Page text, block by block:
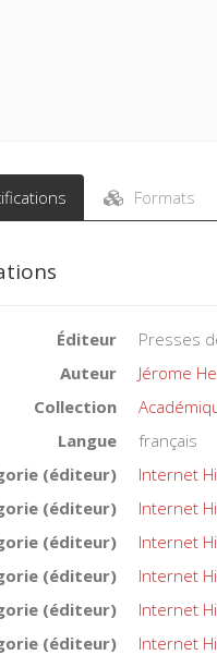
Formats
Éditeur
Presses
Auteur
Jérome
Collection
Langue
français
(éditeur)
Internet
(éditeur)
Internet
(éditeur)
Internet
(éditeur)
Internet
(éditeur)
Internet
(éditeur)
Internet